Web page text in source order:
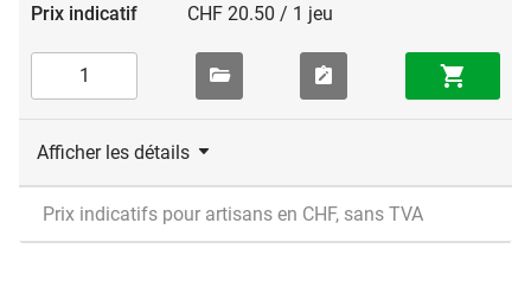
CHF 20.50 / 1 jeu
Afficher les détails
Prix indicatifs pour artisans en CHF, sans TVA